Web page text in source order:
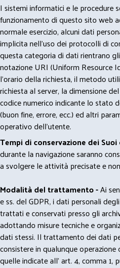
I sistemi informatici e le procedure
funzionamento di questo sito web
normale esercizio, alcuni dati
implicita nell'uso dei protocolli di
questa categoria di dati rientrano
notazione URI (Uniform Resource
l'orario della richiesta, il metodo
richiesta al server, la dimensione
codice numerico indicante lo stato
(buon fine, errore, ecc.) ed altri
operativo dell'utente.
Tempi di conservazione dei
durante la navigazione saranno
a svolgere le attività precisate e
Modalità del trattamento -Ai
e ss. del GDPR, i dati personali
trattati e conservati presso gli
adottando misure tecniche e
dati stessi. Il trattamento dei dati
consistere in qualunque
quelle indicate all' art. 4, comma 1,